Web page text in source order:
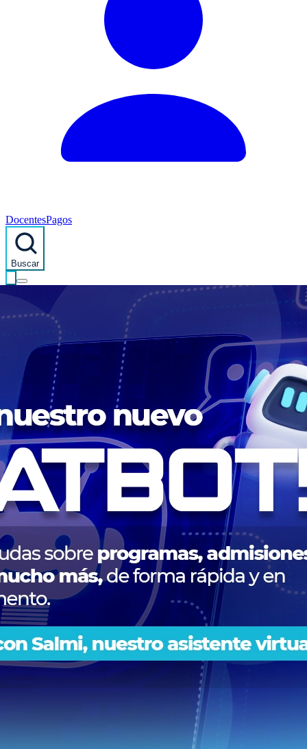
DocentesPagos
Buscar